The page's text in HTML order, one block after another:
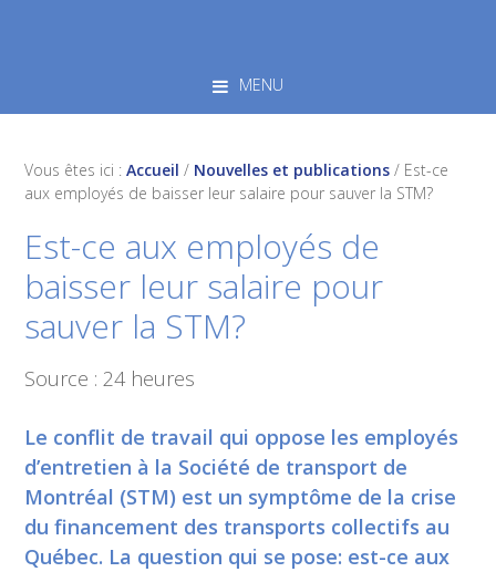
MENU
Vous êtes ici :Accueil / Nouvelles et publications / Est-ce
aux employés de baisser leur salaire pour sauver la STM?
Est-ce aux employés de
baisser leur salaire pour
sauver la STM?
Source : 24 heures
Le conflit de travail qui oppose les employés
d’entretien à la Société de transport de
Montréal (STM) est un symptôme de la crise
du financement des transports collectifs au
Québec. La question qui se pose: est-ce aux